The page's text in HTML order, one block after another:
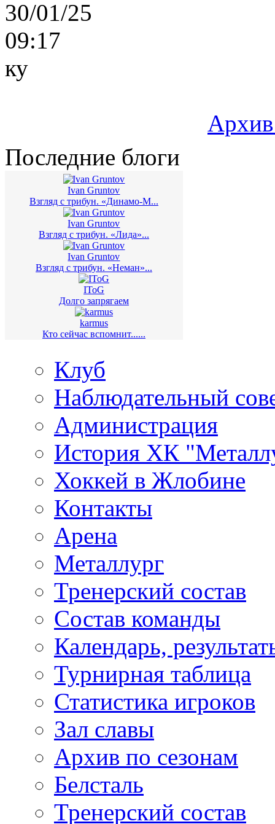
30/01/25
09:17
ку
Последние блоги
Ivan Gruntov
Взгляд с трибун. «Динамо-М...
Ivan Gruntov
Взгляд с трибун. «Лида»...
Ivan Gruntov
Взгляд с трибун. «Неман»...
IToG
Долго запрягаем
karmus
Кто сейчас вспомнит......
Клуб
Наблюдательный
Администрация
История ХК
Хоккей в Жлобине
Контакты
Арена
Металлург
Тренерский состав
Состав команды
Календарь,
Турнирная таблица
Статистика игроков
Зал славы
Архив по сезонам
Белсталь
Тренерский состав